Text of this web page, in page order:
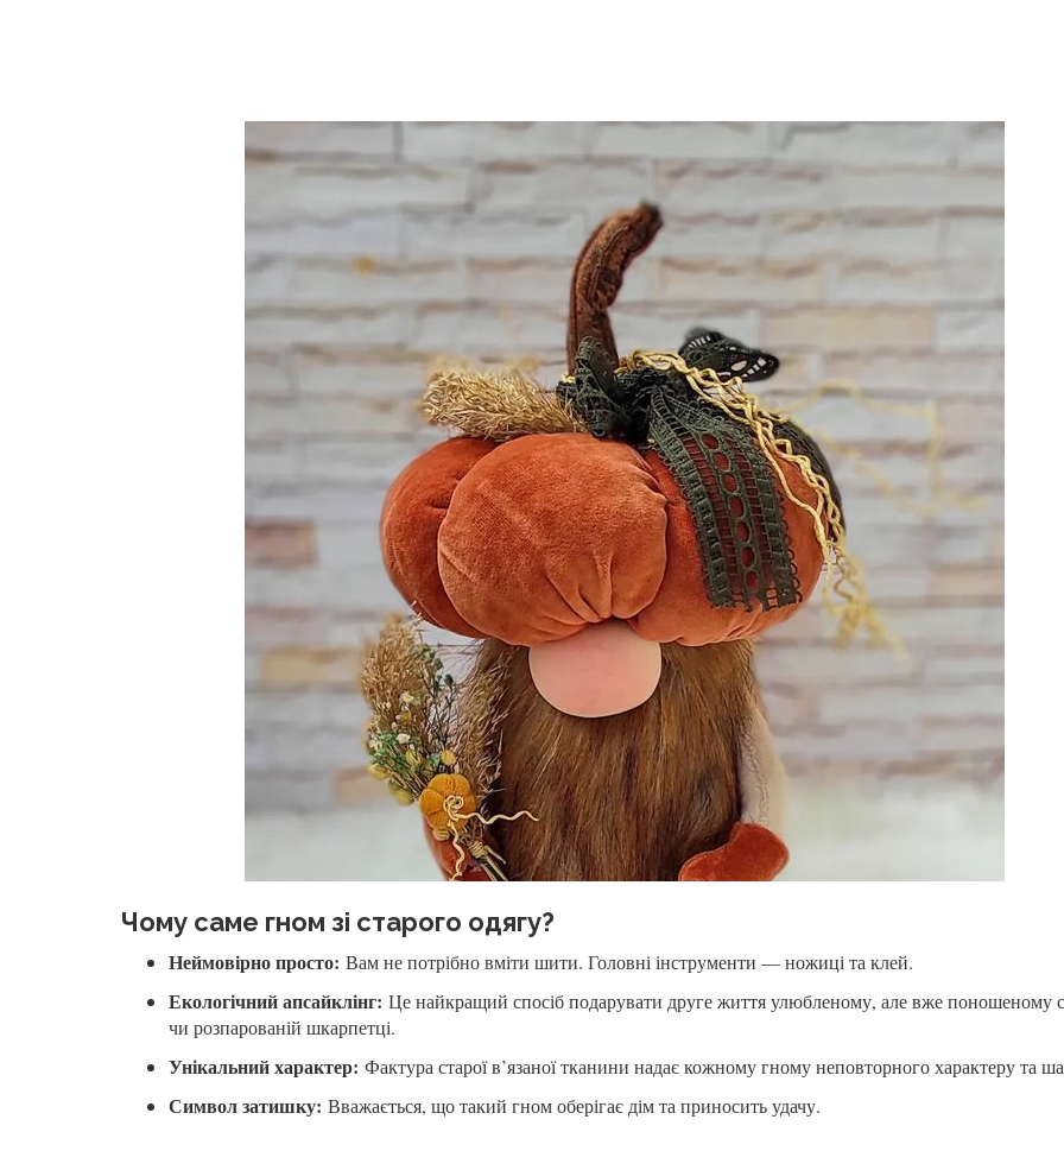
Чому саме гном зі старого одягу?
Неймовірно просто: Вам не потрібно вміти шити. Головні інструменти — ножиці та клей.
Екологічний апсайклінг: Це найкращий спосіб подарувати друге життя улюбленому, але вже поношеному
чи розпарованій шкарпетці.
Унікальний характер: Фактура старої в’язаної тканини надає кожному гному неповторного характеру та
Символ затишку: Вважається, що такий гном оберігає дім та приносить удачу.